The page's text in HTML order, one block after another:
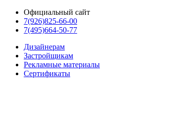
Официальный сайт
7(926)825-66-00
7(495)664-50-77
Дизайнерам
Застройщикам
Рекламные материалы
Сертификаты